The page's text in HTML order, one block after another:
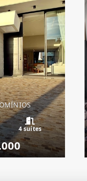
4 suítes
Casa Condado de Capão,